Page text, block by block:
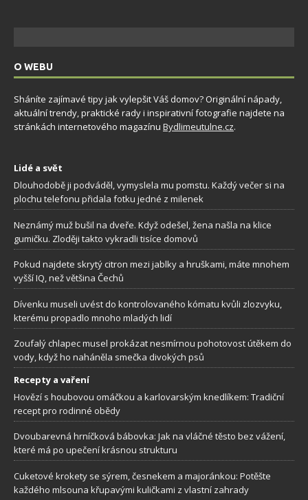
O WEBU
Sháníte zajímavé tipy jak vylepšit Váš domov? Originální nápady,
aktuální trendy, praktické rady i inspirativní fotografie najdete na
stránkách internetového magazínu Bydlimeutulne.cz.
Lidé a svět
Dlouhodobě ji podváděl, vymyslela mu pomstu. Každý večer si na
plochu telefonu přidala fotku jedné z milenek
Neznámý muž bušil na dveře. Když odešel, žena našla na klice
gumičku. Zloději takto vykradli tisíce domovů
Pokud najdete skrytý citron mezi jablky a hruškami, máte mnohem
vyšší IQ, než většina Čechů
Dívenku museli uvést do kontrolovaného kómatu kvůli zlozvyku,
kterému propadlo mnoho mladých lidí
Zoufalý chlapec musel prokázat nesmírnou pohotovost útěkem do
vody, když ho naháněla smečka divokých psů
Recepty a vaření
Hovězí s houbovou omáčkou a karlovarským knedlíkem: Tradiční
recept pro rodinné obědy
Dvoubarevná hrníčková bábovka: Jak na vláčné těsto bez vážení,
které má po upečení krásnou strukturu
Cuketové krokety se sýrem, česnekem a majoránkou: Potěšte
každého mlsouna křupavými kuličkami z vlastní zahrady